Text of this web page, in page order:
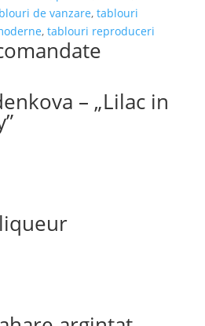
de vanzare, tablouri
, tablouri reproduceri
– „Lilac in